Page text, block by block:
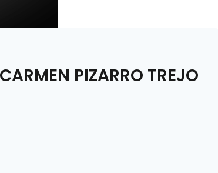
PIZARRO TREJO